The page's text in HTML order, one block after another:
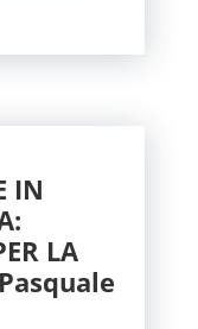
IN
LA